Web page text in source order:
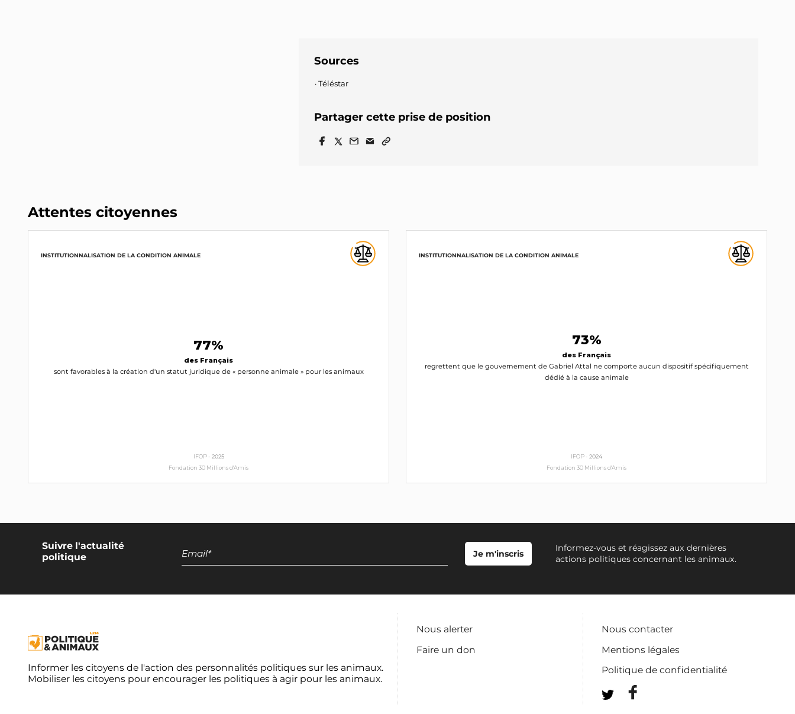
Sources
Téléstar
Partager cette prise de position
Attentes citoyennes
INSTITUTIONNALISATION DE LA CONDITION ANIMALE
77%
des Français
sont favorables à la création d'un statut juridique de « personne animale » pour les animaux
IFOP - 2025
Fondation 30 Millions d'Amis
INSTITUTIONNALISATION DE LA CONDITION ANIMALE
73%
des Français
regrettent que le gouvernement de Gabriel Attal ne comporte aucun dispositif spécifiquement
dédié à la cause animale
IFOP - 2024
Fondation 30 Millions d'Amis
Suivre l'actualité
politique
Informez-vous et réagissez aux dernières
actions politiques concernant les animaux.
Informer les citoyens de l'action des personnalités politiques sur les animaux.
Mobiliser les citoyens pour encourager les politiques à agir pour les animaux.
Nous alerter
Faire un don
Nous contacter
Mentions légales
Politique de confidentialité